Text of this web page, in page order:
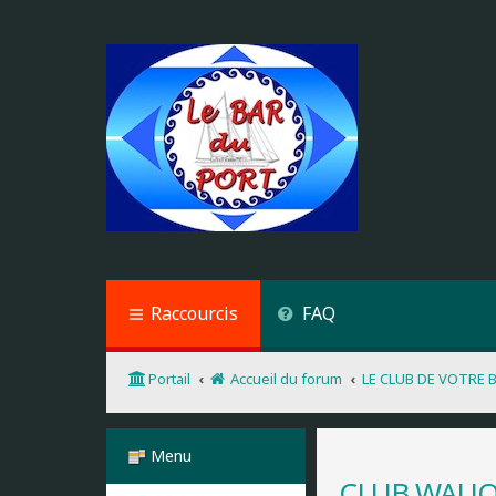
Raccourcis FAQ
Portail Accueil du forum LE CLUB DE VOTRE
Menu